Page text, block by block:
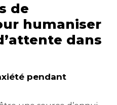
de
humaniser
dans
pendant